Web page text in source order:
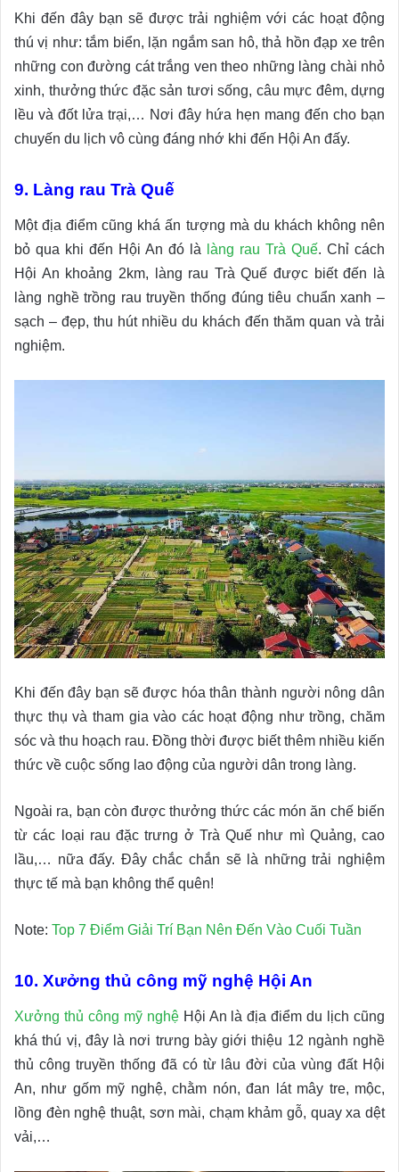
Khi đến đây bạn sẽ được trải nghiệm với các hoạt động
thú vị như: tắm biển, lặn ngắm san hô, thả hồn đạp xe trên
những con đường cát trắng ven theo những làng chài nhỏ
xinh, thưởng thức đặc sản tươi sống, câu mực đêm, dựng
lều và đốt lửa trại,… Nơi đây hứa hẹn mang đến cho bạn
chuyến du lịch vô cùng đáng nhớ khi đến Hội An đấy.
9. Làng rau Trà Quế
Một địa điểm cũng khá ấn tượng mà du khách không nên
bỏ qua khi đến Hội An đó là
làng rau Trà Quế. Chỉ cách
Hội An khoảng 2km, làng rau Trà Quế được biết đến là
làng nghề trồng rau truyền thống đúng tiêu chuẩn xanh –
sạch – đẹp, thu hút nhiều du khách đến thăm quan và trải
nghiệm.
Khi đến đây bạn sẽ được hóa thân thành người nông dân
thực thụ và tham gia vào các hoạt động như trồng, chăm
sóc và thu hoạch rau. Đồng thời được biết thêm nhiều kiến
thức về cuộc sống lao động của người dân trong làng.
Ngoài ra, bạn còn được thưởng thức các món ăn chế biến
từ các loại rau đặc trưng ở Trà Quế như mì Quảng, cao
lầu,… nữa đấy. Đây chắc chắn sẽ là những trải nghiệm
thực tế mà bạn không thể quên!
Note: Top 7 Điểm Giải Trí Bạn Nên Đến Vào Cuối Tuần
10. Xưởng thủ công mỹ nghệ Hội An
Xưởng thủ công mỹ nghệHội An là địa điểm du lịch cũng
khá thú vị, đây là nơi trưng bày giới thiệu 12 ngành nghề
thủ công truyền thống đã có từ lâu đời của vùng đất Hội
An, như gốm mỹ nghệ, chằm nón, đan lát mây tre, mộc,
lồng đèn nghệ thuật, sơn mài, chạm khảm gỗ, quay xa dệt
vải,…